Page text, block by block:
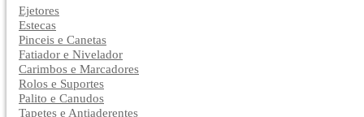
Ejetores
Estecas
Pinceis e Canetas
Fatiador e Nivelador
Carimbos e Marcadores
Rolos e Suportes
Palito e Canudos
Tapetes e Antiaderentes